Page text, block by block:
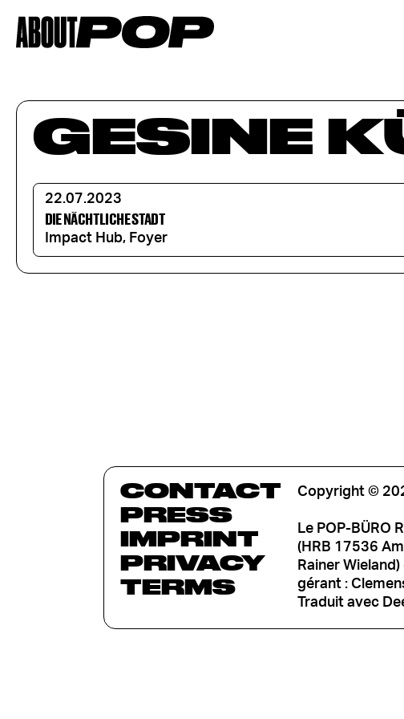
GESINE
22.07.2023
DIE NÄCHTLICHE STADT
Impact Hub, Foyer
CONTACT
PRESS
IMPRINT
PRIVACY
TERMS
Copyright ©
Le POP-
(HRB 17536
Rainer
gérant :
Traduit avec